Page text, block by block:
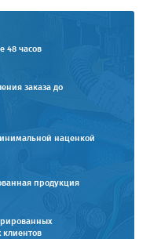
48 часов
заказа до
наценкой
продукция
клиентов